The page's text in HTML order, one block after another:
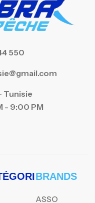
550
Tunisie
- 9:00 PM
BRANDS
ASSO